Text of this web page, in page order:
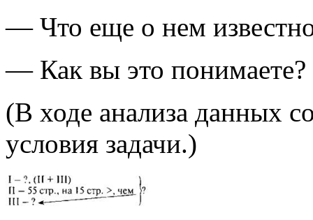
— Что еще о нем
— Как вы это понимаете?
(В ходе анализа данных
условия задачи.)